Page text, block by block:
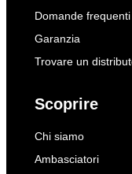
Domande frequenti
Garanzia
Trovare un
Scoprire
Chi siamo
Ambasciatori